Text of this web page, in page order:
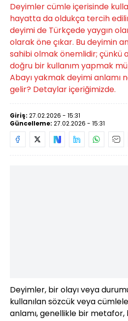
Deyimler cümle içerisinde
hayatta da oldukça tercih
deyimi de Türkçede yaygın
olarak öne çıkar. Bu deyimin
sahibi olmak önemlidir; çünkü
doğru bir kullanım yapmak
Abayı yakmak deyimi anlamı
gelir? Detaylar içeriğimizde.
Giriş: 27.02.2026 - 15:31
Güncelleme: 27.02.2026 - 15:31
Deyimler, bir olayı veya
kullanılan sözcük veya
anlamı, genellikle bir